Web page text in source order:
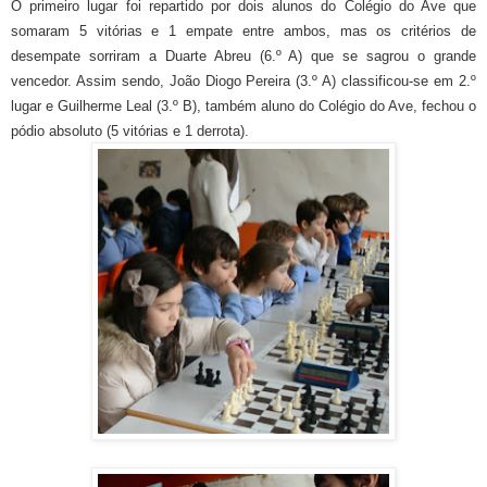
O primeiro lugar foi repartido por dois alunos do Colégio do Ave que
somaram 5 vitórias e 1 empate entre ambos, mas os critérios de
desempate sorriram a Duarte Abreu (6.º A) que se sagrou o grande
vencedor. Assim sendo, João Diogo Pereira (3.º A) classificou-se em 2.º
lugar e Guilherme Leal (3.º B), também aluno do Colégio do Ave, fechou o
pódio absoluto (5 vitórias e 1 derrota).